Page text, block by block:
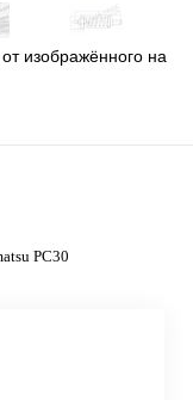
изображённого на
PC30